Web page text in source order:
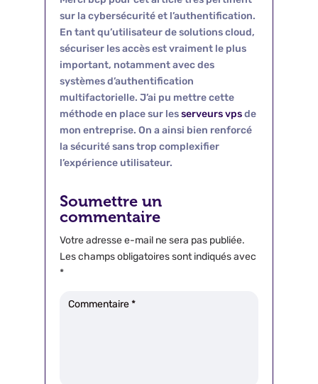
sur la cybersécurité et l’authentification.
En tant qu’utilisateur de solutions cloud,
sécuriser les accès est vraiment le plus
important, notamment avec des
systèmes d’authentification
multifactorielle. J’ai pu mettre cette
méthode en place sur lesserveurs vpsde
mon entreprise. On a ainsi bien renforcé
la sécurité sans trop complexifier
l’expérience utilisateur.
Soumettre un
commentaire
Votre adresse e-mail ne sera pas publiée.
Les champs obligatoires sont indiqués avec
*